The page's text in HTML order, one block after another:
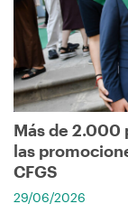
Más de 2.000
las
CFGS
29/06/2026